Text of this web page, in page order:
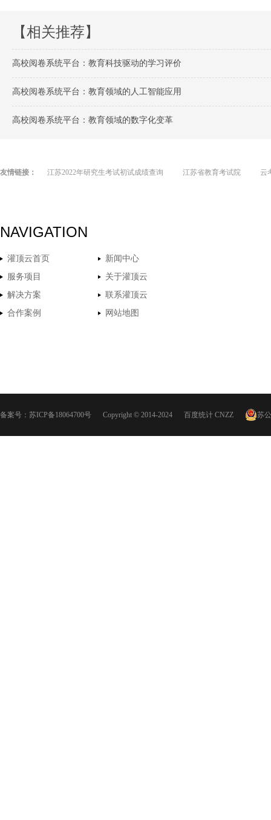
【相关推荐】
高校阅卷系统平台：教育科技驱动的学习评价
高校阅卷系统平台：教育领域的人工智能应用
高校阅卷系统平台：教育领域的数字化变革
友情链接： 江苏2022年研究生考试初试成绩查询 江苏省教育考试院 云
NAVIGATION
灌顶云首页
新闻中心
服务项目
关于灌顶云
解决方案
联系灌顶云
合作案例
网站地图
备案号： 苏ICP备18064700号 Copyright © 2014-2024 百度统计 CNZZ 苏